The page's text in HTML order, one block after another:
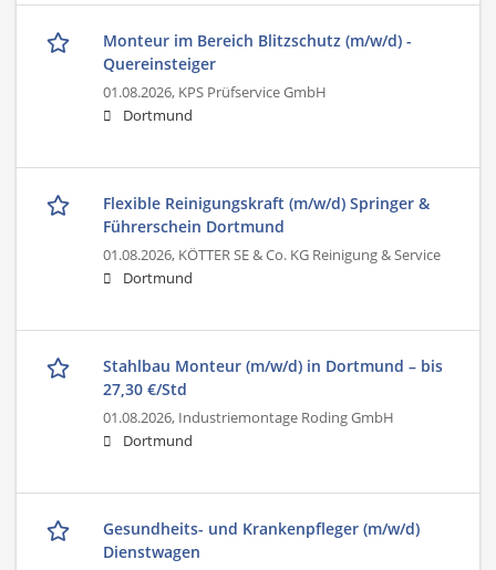
Monteur im Bereich Blitzschutz (m/w/d) -
Quereinsteiger
01.08.2026, KPS Prüfservice GmbH
Dortmund
Flexible Reinigungskraft (m/w/d) Springer &
Führerschein Dortmund
01.08.2026, KÖTTER SE & Co. KG Reinigung & Service
Dortmund
Stahlbau Monteur (m/w/d) in Dortmund – bis
27,30 €/Std
01.08.2026, Industriemontage Roding GmbH
Dortmund
Gesundheits- und Krankenpfleger (m/w/d)
Dienstwagen